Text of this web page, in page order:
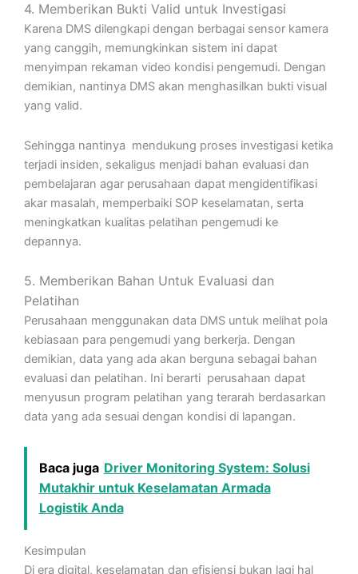
4. Memberikan Bukti Valid untuk Investigasi
Karena DMS dilengkapi dengan berbagai sensor kamera
yang canggih, memungkinkan sistem ini dapat
menyimpan rekaman video kondisi pengemudi. Dengan
demikian, nantinya DMS akan menghasilkan bukti visual
yang valid.
Sehingga nantinya mendukung proses investigasi ketika
terjadi insiden, sekaligus menjadi bahan evaluasi dan
pembelajaran agar perusahaan dapat mengidentifikasi
akar masalah, memperbaiki SOP keselamatan, serta
meningkatkan kualitas pelatihan pengemudi ke
depannya.
5. Memberikan Bahan Untuk Evaluasi dan
Pelatihan
Perusahaan menggunakan data DMS untuk melihat pola
kebiasaan para pengemudi yang berkerja. Dengan
demikian, data yang ada akan berguna sebagai bahan
evaluasi dan pelatihan. Ini berarti perusahaan dapat
menyusun program pelatihan yang terarah berdasarkan
data yang ada sesuai dengan kondisi di lapangan.
Baca juga Driver Monitoring System: Solusi
Mutakhir untuk Keselamatan Armada
Logistik Anda
Kesimpulan
Di era digital, keselamatan dan efisiensi bukan lagi hal